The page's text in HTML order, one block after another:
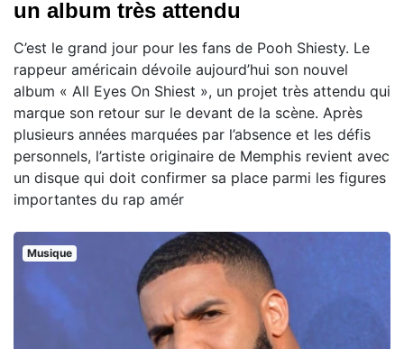
un album très attendu
C’est le grand jour pour les fans de Pooh Shiesty. Le
rappeur américain dévoile aujourd’hui son nouvel
album « All Eyes On Shiest », un projet très attendu qui
marque son retour sur le devant de la scène. Après
plusieurs années marquées par l’absence et les défis
personnels, l’artiste originaire de Memphis revient avec
un disque qui doit confirmer sa place parmi les figures
importantes du rap amér
Musique